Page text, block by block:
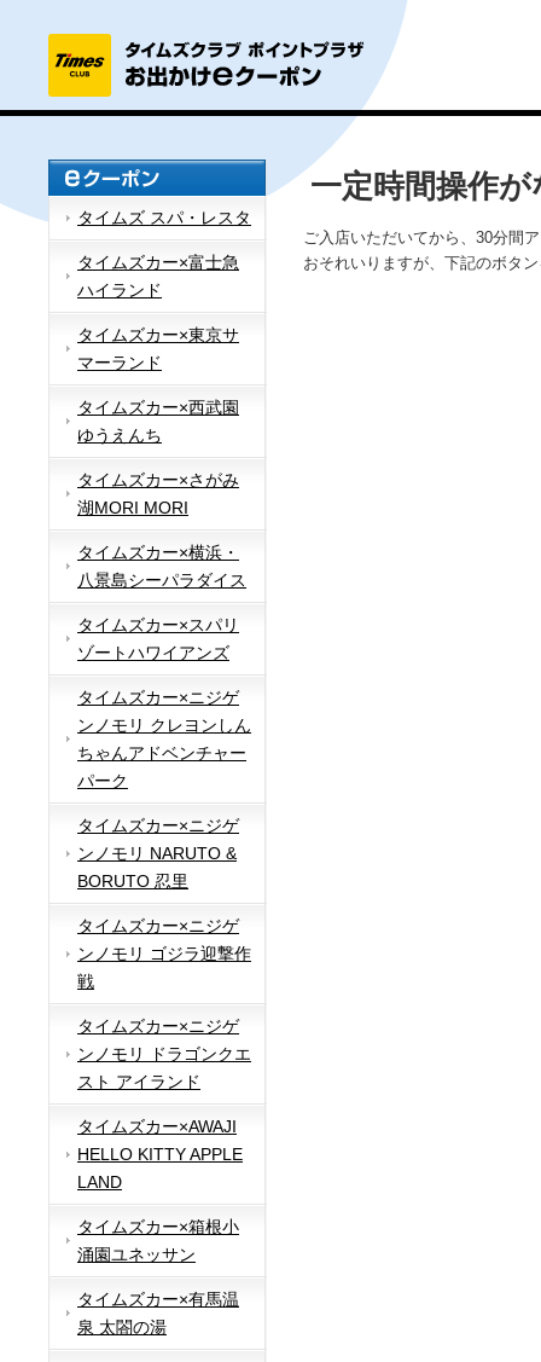
タイムズ スパ・レスタ
タイムズカー×富士急
ハイランド
タイムズカー×東京サ
マーランド
タイムズカー×西武園
ゆうえんち
タイムズカー×さがみ
湖MORI MORI
タイムズカー×横浜・
八景島シーパラダイス
タイムズカー×スパリ
ゾートハワイアンズ
タイムズカー×ニジゲ
ンノモリ クレヨンしん
ちゃんアドベンチャー
パーク
タイムズカー×ニジゲ
ンノモリ NARUTO &
BORUTO 忍里
タイムズカー×ニジゲ
ンノモリ ゴジラ迎撃作
戦
タイムズカー×ニジゲ
ンノモリ ドラゴンクエ
スト アイランド
タイムズカー×AWAJI
HELLO KITTY APPLE
LAND
タイムズカー×箱根小
涌園ユネッサン
タイムズカー×有馬温
泉 太閤の湯
一定時間操作
ご入店いただいてから、30分間
おそれいりますが、下記のボタ